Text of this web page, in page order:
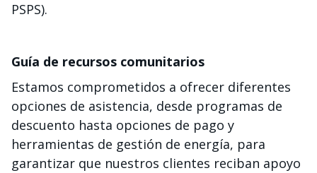
PSPS).
Guía de recursos comunitarios
Estamos comprometidos a ofrecer diferentes
opciones de asistencia, desde programas de
descuento hasta opciones de pago y
herramientas de gestión de energía, para
garantizar que nuestros clientes reciban apoyo